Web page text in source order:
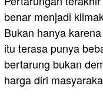
benar menjadi
Bukan hanya
itu terasa punya
bertarung bukan
harga diri